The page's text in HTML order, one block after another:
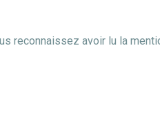
reconnaissez avoir lu la